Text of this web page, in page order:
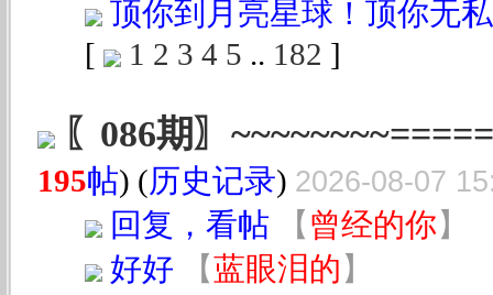
顶你到月亮星球！顶你无
[
1 2 3 4 5 .. 182 ]
〖086期〗
195帖) (历史记录) 2026-08-07
回复，看帖 【 曾经的你】
好好
【蓝眼泪的 】